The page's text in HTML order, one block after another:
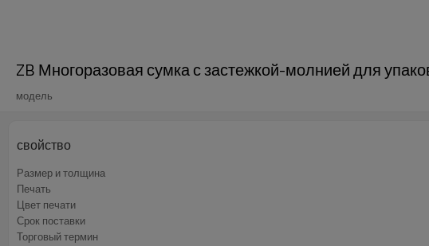
ZB Многоразовая сумка с застежкой-молнией для
модель
свойство
Размер и толщина
Печать
Цвет печати
Срок поставки
Торговый термин